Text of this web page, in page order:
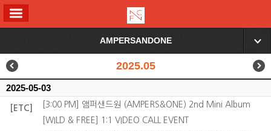
AMPERSANDONE ▼
2025.05
2025-05-03
[ETC]
[3:00 PM] 앰퍼샌드원 (AMPERS&ONE) 2nd Mini Album
[WILD & FREE] 1:1 VIDEO CALL EVENT